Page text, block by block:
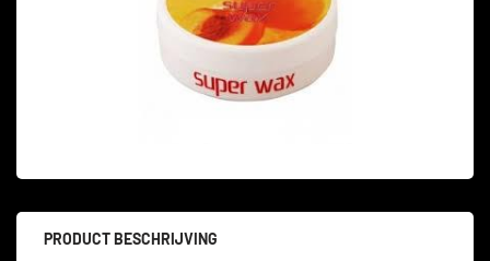
PRODUCT BESCHRIJVING